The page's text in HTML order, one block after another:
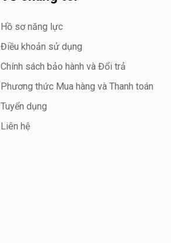
Hồ sơ năng lực
Điều khoản sử dụng
Chính sách bảo hành và Đổi trả
Phương thức Mua hàng và Thanh toán
Tuyển dụng
Liên hệ